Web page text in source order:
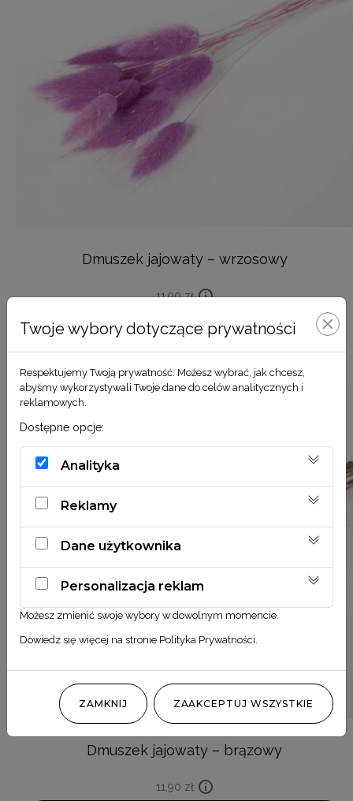
Dmuszek jajowaty – wrzosowy
11,90zł
DODAJ DO KOSZYKA
Dmuszek jajowaty – brązowy
11,90 zł
Twoje wybory dotyczące prywatności
Respektujemy Twoją prywatność. Możesz wybrać, jak chcesz,
abyśmy wykorzystywali Twoje dane do celów analitycznych i
reklamowych.
Dostępne opcje:
Analityka
Reklamy
Dane użytkownika
Personalizacja reklam
Możesz zmienić swoje wybory w dowolnym momencie.
Dowiedz się więcej na stronie Polityka Prywatności.
ZAMKNIJ ZAAKCEPTUJ WSZYSTKIE